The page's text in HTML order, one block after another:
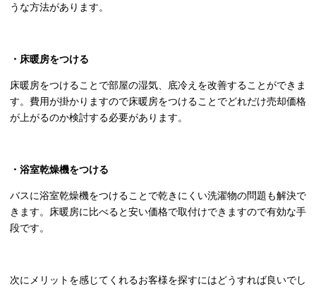
うな方法があります。
・床暖房をつける
床暖房をつけることで部屋の湿気、底冷えを改善することができま
す。費用が掛かりますので床暖房をつけることでどれだけ売却価格
が上がるのか検討する必要があります。
・浴室乾燥機をつける
バスに浴室乾燥機をつけることで乾きにくい洗濯物の問題も解決で
きます。床暖房に比べると安い価格で取付けできますので有効な手
段です。
次にメリットを感じてくれるお客様を探すにはどうすれば良いでし